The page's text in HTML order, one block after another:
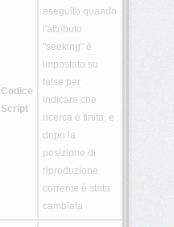
Codice
Script
eseguito quando
l'attributo
"seeking" è
impostato su
false per
indicare che
ricerca è finita, e
dopo la
posizione di
riproduzione
corrente è stata
cambiata